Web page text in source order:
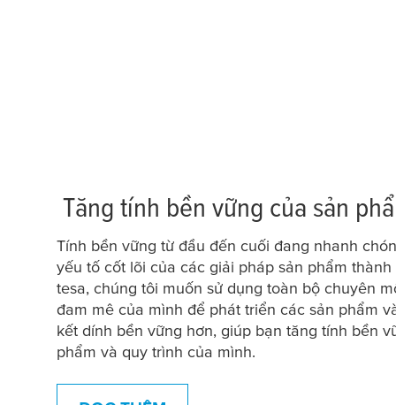
Tăng tính bền vững của sản
Tính bền vững từ đầu đến cuối đang nhanh
yếu tố cốt lõi của các giải pháp sản phẩm thành
tesa, chúng tôi muốn sử dụng toàn bộ chuyên
đam mê của mình để phát triển các sản phẩm
kết dính bền vững hơn, giúp bạn tăng tính bền
phẩm và quy trình của mình.